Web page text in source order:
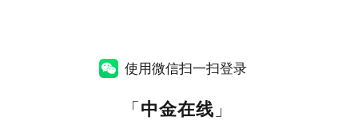
使用微信扫一扫登录
「中金在线 」